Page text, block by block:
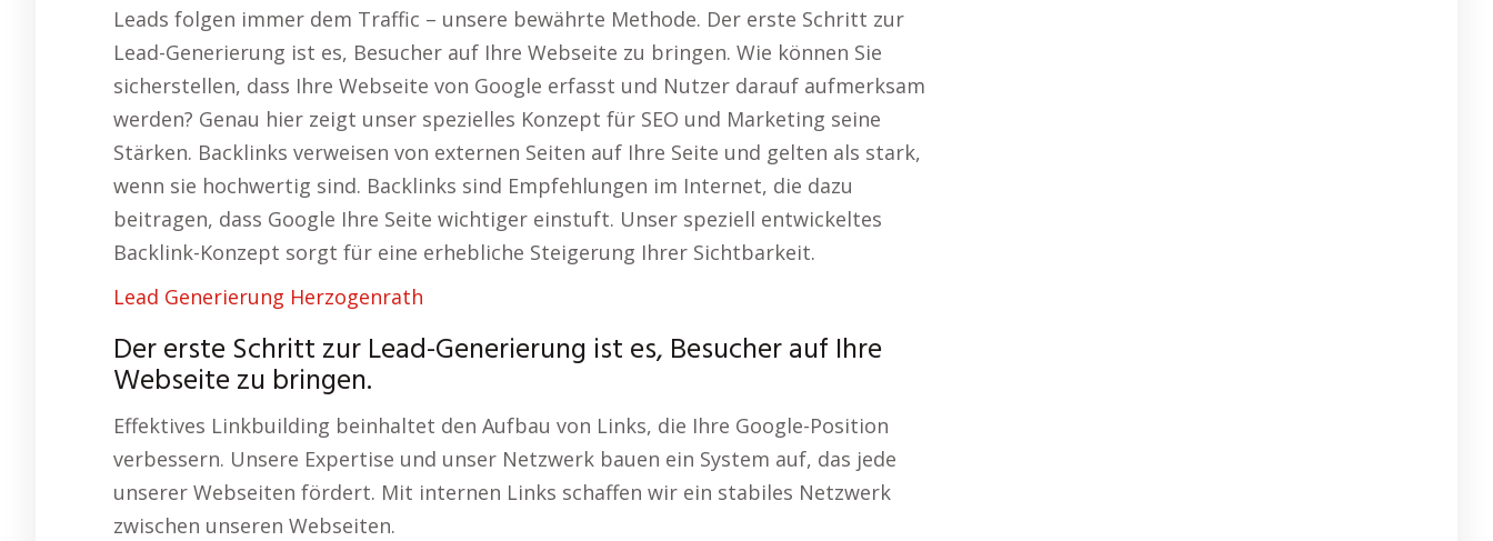
Leads folgen immer dem Traffic – unsere bewährte Methode. Der erste Schritt zur
Lead-Generierung ist es, Besucher auf Ihre Webseite zu bringen. Wie können Sie
sicherstellen, dass Ihre Webseite von Google erfasst und Nutzer darauf aufmerksam
werden? Genau hier zeigt unser spezielles Konzept für SEO und Marketing seine
Stärken. Backlinks verweisen von externen Seiten auf Ihre Seite und gelten als stark,
wenn sie hochwertig sind. Backlinks sind Empfehlungen im Internet, die dazu
beitragen, dass Google Ihre Seite wichtiger einstuft. Unser speziell entwickeltes
Backlink-Konzept sorgt für eine erhebliche Steigerung Ihrer Sichtbarkeit.
Lead Generierung Herzogenrath
Der erste Schritt zur Lead-Generierung ist es, Besucher auf Ihre
Webseite zu bringen.
Effektives Linkbuilding beinhaltet den Aufbau von Links, die Ihre Google-Position
verbessern. Unsere Expertise und unser Netzwerk bauen ein System auf, das jede
unserer Webseiten fördert. Mit internen Links schaffen wir ein stabiles Netzwerk
zwischen unseren Webseiten.